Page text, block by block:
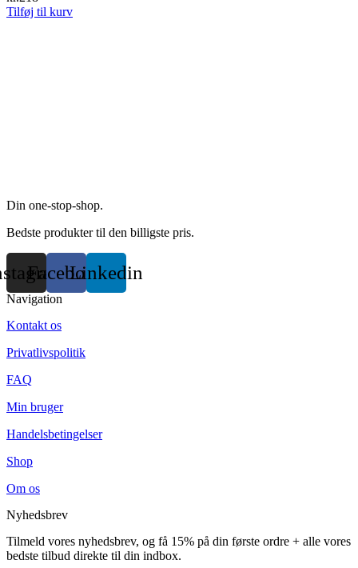
Tilføj til kurv
Din one-stop-shop.
Bedste produkter til den billigste pris.
FacebookLinkedin
Navigation
Kontakt os
Privatlivspolitik
FAQ
Min bruger
Handelsbetingelser
Shop
Om os
Nyhedsbrev
Tilmeld vores nyhedsbrev, og få 15% på din første ordre + alle vores
bedste tilbud direkte til din indbox.